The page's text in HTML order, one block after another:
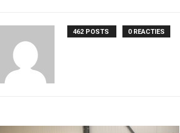
462 POSTS 0 REACTIES